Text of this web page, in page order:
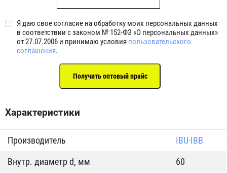
Я даю свое согласие на обработку моих персональных данных
в соответствии с законом № 152-ФЗ «О персональных данных»
от 27.07.2006 и принимаю условия пользовательского
соглашения.
Характеристики
Производитель
IBU-IBB
Внутр. диаметр d, мм
60